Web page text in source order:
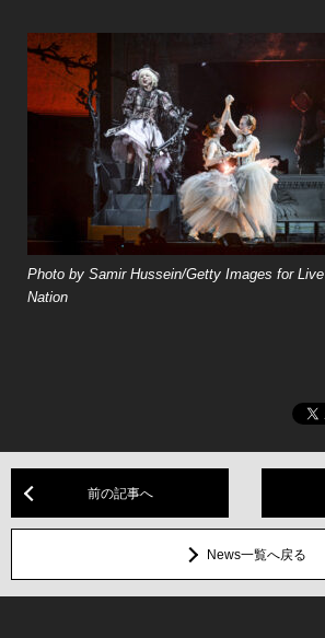
Photo by Samir Hussein/Getty Images for Live
Nation
前の記事へ
News一覧へ戻る